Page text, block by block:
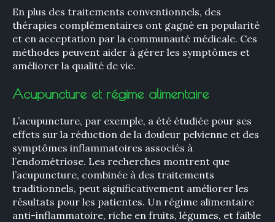
En plus des traitements conventionnels, des
thérapies complémentaires ont gagné en popularité
et en acceptation par la communauté médicale. Ces
méthodes peuvent aider à gérer les symptômes et
améliorer la qualité de vie.
Acupuncture et régime alimentaire
L’acupuncture, par exemple, a été étudiée pour ses
effets sur la réduction de la douleur pelvienne et des
symptômes inflammatoires associés à
l’endométriose. Les recherches montrent que
l’acupuncture, combinée à des traitements
traditionnels, peut significativement améliorer les
résultats pour les patientes. Un régime alimentaire
anti-inflammatoire, riche en fruits, légumes, et faible